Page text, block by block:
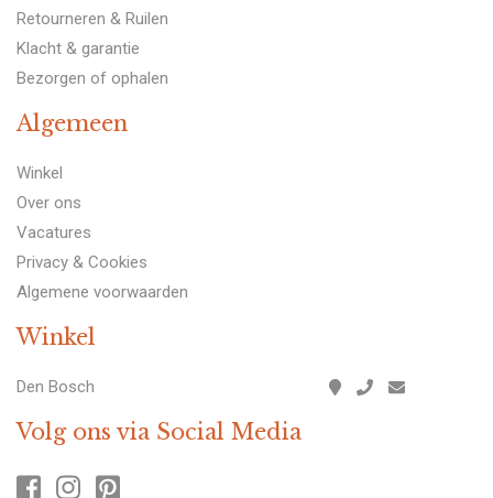
Retourneren & Ruilen
Klacht & garantie
Bezorgen of ophalen
Algemeen
Winkel
Over ons
Vacatures
Privacy & Cookies
Algemene voorwaarden
Winkel
Den Bosch
Volg ons via Social Media